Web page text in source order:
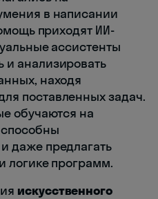
в написании
приходят ИИ-
ассистенты
и анализировать
находя
поставленных задач.
обучаются на
даже предлагать
логике программ.
искусственного